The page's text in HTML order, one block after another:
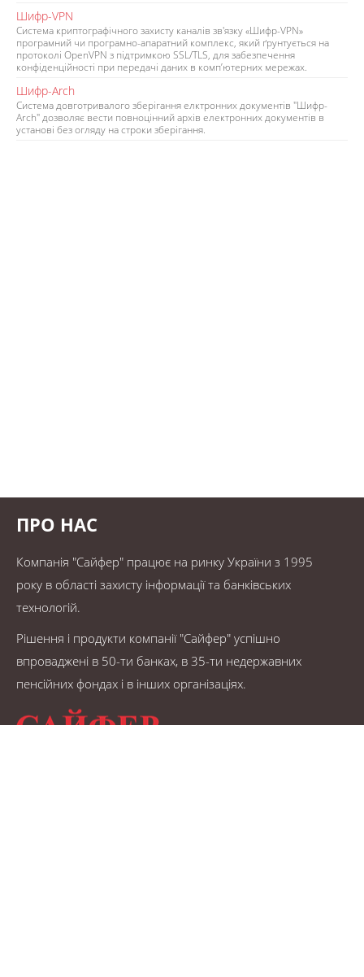
Шифр-VPN
Система криптографічного захисту каналів зв'язку «Шифр-VPN»
програмний чи програмно-апаратний комплекс, який ґрунтується на
протоколі OpenVPN з підтримкою SSL/TLS, для забезпечення
конфіденційності при передачі даних в комп’ютерних мережах.
Шифр-Arch
Система довготривалого зберігання елктронних документів "Шифр-
Arch" дозволяє вести повноцінний архів електронних документів в
установі без огляду на строки зберігання.
ПРО НАС
Компанія "Сайфер" працює на ринку України з 1995
року в області захисту інформації та банківських
технологій.
Рішення і продукти компанії "Сайфер" успішно
впроваджені в 50-ти банках, в 35-ти недержавних
пенсійних фондах і в інших організаціях.